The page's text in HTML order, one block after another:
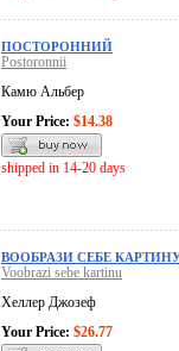
ПОСТОРОННИЙ
Postoronnii
Камю Альбер
Your Price: $14.38
shipped in 14-20 days
ВООБРАЗИ СЕБЕ
Voobrazi sebe kartinu
Хеллер Джозеф
Your Price: $26.77